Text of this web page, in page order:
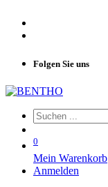
Folgen Sie uns
0
Mein Warenkorb
Anmelden